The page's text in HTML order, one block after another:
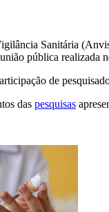
Sanitária
pública realizada
de
das pesquisas